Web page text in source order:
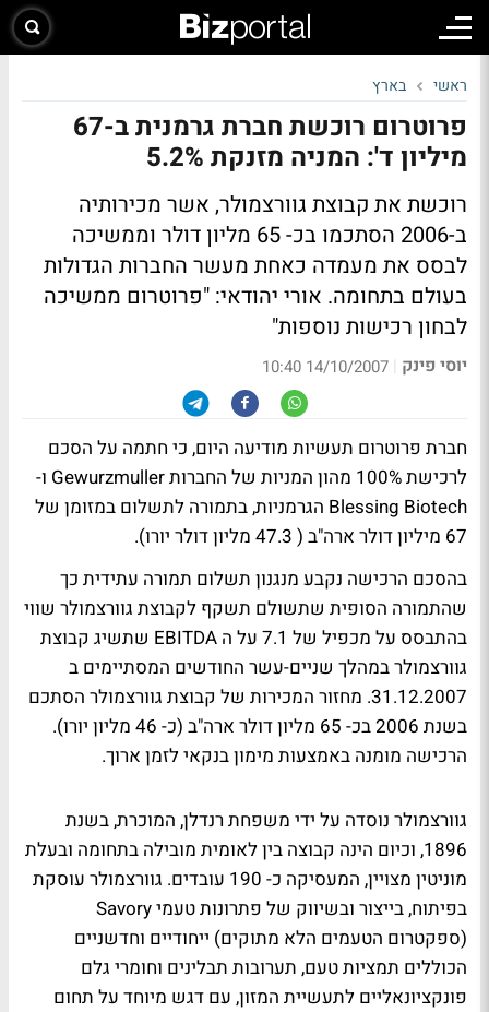
ראשי בארץ
פרוטרום רוכשת חברת גרמנית ב-67
מיליון ד': המניה מזנקת 5.2%
רוכשת את קבוצת גוורצמולר, אשר מכירותיה
ב-2006 הסתכמו בכ- 65 מליון דולר וממשיכה
לבסס את מעמדה כאחת מעשר החברות הגדולות
בעולם בתחומה. אורי יהודאי: "פרוטרום ממשיכה
לבחון רכישות נוספות"
יוסי פינק |
14/10/2007 10:40
חברת פרוטרום תעשיות מודיעה היום, כי חתמה על הסכם
לרכישת 100% מהון המניות של החברות Gewurzmuller ו-
Blessing Biotech הגרמניות, בתמורה לתשלום במזומן של
67 מיליון דולר ארה"ב ( 47.3 מליון דולר יורו).
בהסכם הרכישה נקבע מנגנון תשלום תמורה עתידית כך
שהתמורה הסופית שתשולם תשקף לקבוצת גוורצמולר שווי
בהתבסס על מכפיל של 7.1 על ה EBITDA שתשיג קבוצת
גוורצמולר במהלך שניים-עשר החודשים המסתיימים ב
31.12.2007. מחזור המכירות של קבוצת גוורצמולר הסתכם
בשנת 2006 בכ- 65 מליון דולר ארה"ב (כ- 46 מליון יורו).
הרכישה מומנה באמצעות מימון בנקאי לזמן ארוך.
גוורצמולר נוסדה על ידי משפחת רנדלן, המוכרת, בשנת
1896, וכיום הינה קבוצה בין לאומית מובילה בתחומה ובעלת
מוניטין מצויין, המעסיקה כ- 190 עובדים. גוורצמולר עוסקת
בפיתוח, בייצור ובשיווק של פתרונות טעמי Savory
(ספקטרום הטעמים הלא מתוקים) ייחודיים וחדשניים
הכוללים תמציות טעם, תערובות תבלינים וחומרי גלם
פונקציונאליים לתעשיית המזון, עם דגש מיוחד על תחום